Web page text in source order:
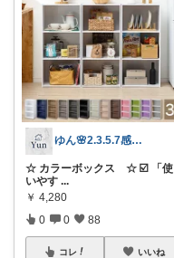
ゆん🌸2.3.5.7感謝✨
☆ カラーボックス ☆ ☑️ 「使
いやす ...
￥ 4,280
0 0 88
コレ いいね